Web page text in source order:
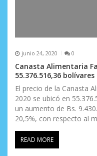
junio 24, 2020 0
Canasta Alimentaria
55.376.516,36 bolívares
El precio de la Canasta
2020 se ubicó en
un aumento de Bs.
20,5%, con respecto al
READ MORE